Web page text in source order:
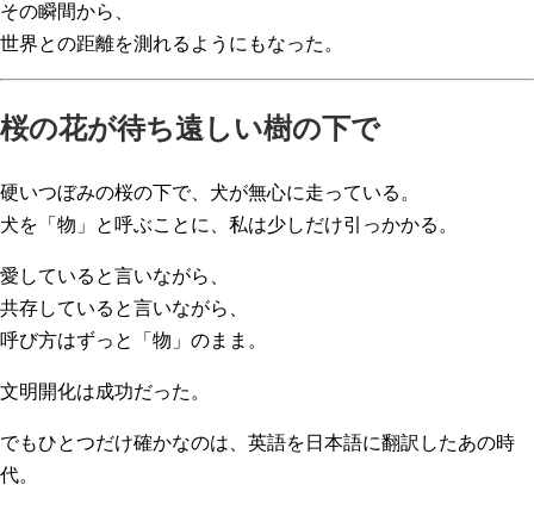
その瞬間から、
世界との距離を測れるようにもなった。
桜の花が待ち遠しい樹の下で
硬いつぼみの桜の下で、犬が無心に走っている。
犬を「物」と呼ぶことに、私は少しだけ引っかかる。
愛していると言いながら、
共存していると言いながら、
呼び方はずっと「物」のまま。
文明開化は成功だった。
でもひとつだけ確かなのは、英語を日本語に翻訳したあの時
代。